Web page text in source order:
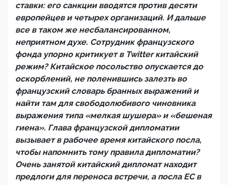
ставки: его санкции вводятся против десяти
европейцев и четырех организаций. И дальше
все в таком же несбалансированном,
неприятном духе. Сотрудник французского
фонда упорно критикует в Twitter китайский
режим? Китайское посольство опускается до
оскорблений, не поленившись залезть во
французский словарь бранных выражений и
найти там для свободолюбивого чиновника
выражения типа «мелкая шушера» и «бешеная
гиена». Глава французской дипломатии
вызывает в рабочее время китайского посла,
чтобы напомнить тому правила дипломатии?
Очень занятой китайский дипломат находит
предлоги для переноса встречи, а посла ЕС в